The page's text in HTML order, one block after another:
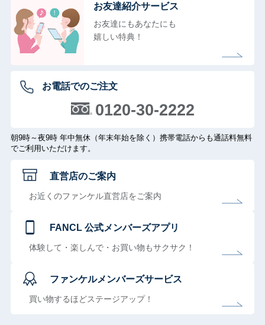
お友達紹介サービス
お友達にもあなたにも
嬉しい特典！
お電話でのご注文
0120-30-2222
朝9時～夜9時 年中無休（年末年始を除く）携帯電話からも通話料無料
でご利用いただけます。
直営店のご案内
お近くのファンケル直営店をご案内
FANCL 公式メンバーズアプリ
体験して・楽しんで・お買い物もサクサク！
ファンケルメンバーズサービス
買い物するほどステージアップ！